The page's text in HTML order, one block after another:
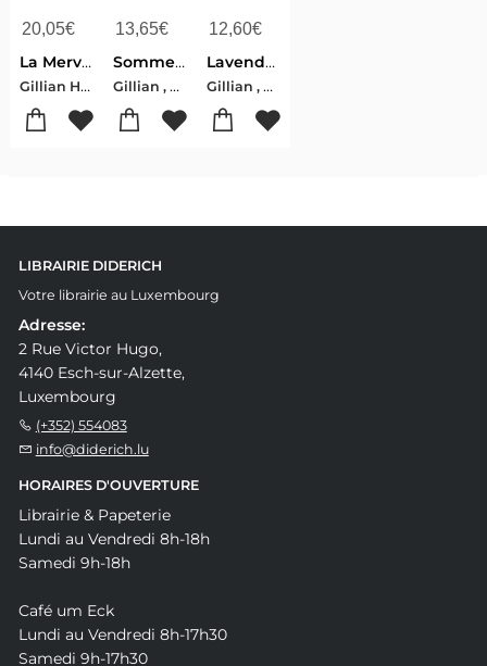
20,05€
La Merveilleuse Vie De Clara Bailey
Gillian Harvey
13,65€
Sommerträume an der Vienne
Gillian , Harvey
12,60€
Lavendelzeit in der Provence
Gillian , Harvey
LIBRAIRIE DIDERICH
Votre librairie au Luxembourg
Adresse:
2 Rue Victor Hugo,
4140 Esch-sur-Alzette,
Luxembourg
(+352) 554083
info@diderich.lu
HORAIRES D'OUVERTURE
Librairie & Papeterie
Lundi au Vendredi 8h-18h
Samedi 9h-18h
Café um Eck
Lundi au Vendredi 8h-17h30
Samedi 9h-17h30